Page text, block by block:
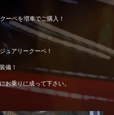
ーペを増車でご購入！
ュアリークーペ！
備！
お乗りに成って下さい。